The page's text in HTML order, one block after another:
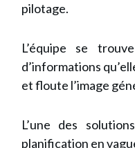
pilotage.
L’équipe se
d’informations
et floute l’image
L’une des
planification en